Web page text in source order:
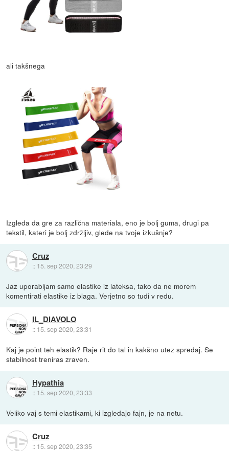
ali takšnega
Izgleda da gre za različna materiala, eno je bolj guma, drugi pa
tekstil, kateri je bolj zdržljiv, glede na tvoje izkušnje?
Cruz
:: 15. sep 2020, 23:29
Jaz uporabljam samo elastike iz lateksa, tako da ne morem
komentirati elastike iz blaga. Verjetno so tudi v redu.
IL_DIAVOLO
:: 15. sep 2020, 23:31
Kaj je point teh elastik? Raje rit do tal in kakšno utez spredaj. Se
stabilnost treniras zraven.
Hypathia
:: 15. sep 2020, 23:33
Veliko vaj s temi elastikami, ki izgledajo fajn, je na netu.
Cruz
:: 15. sep 2020, 23:35